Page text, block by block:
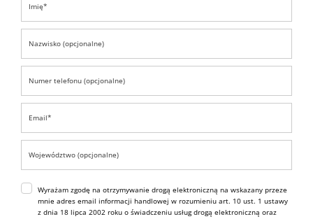
Wyrażam zgodę na otrzymywanie drogą elektroniczną na wskazany przeze
mnie adres email informacji handlowej w rozumieniu art. 10 ust. 1 ustawy
z dnia 18 lipca 2002 roku o świadczeniu usług drogą elektroniczną oraz